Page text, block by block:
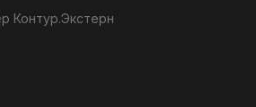
Контур.Экстерн